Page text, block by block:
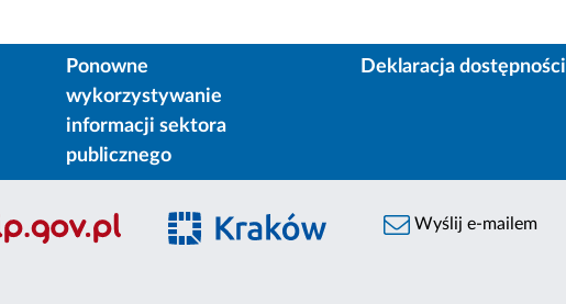
Ponowne
wykorzystywanie
informacji sektora
publicznego
Deklaracja dostępności
Wyślij e-mailem